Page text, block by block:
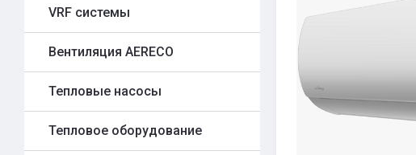
VRF системы
Вентиляция AERECO
Тепловые насосы
Тепловое оборудование